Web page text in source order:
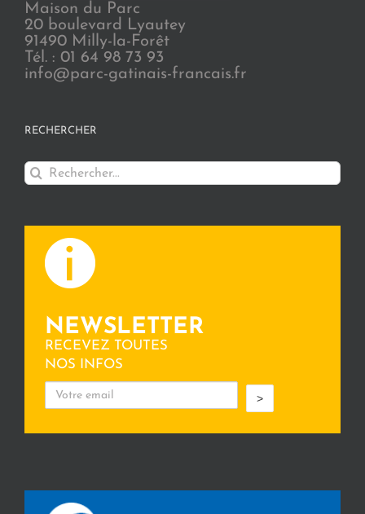
Maison du Parc
20 boulevard Lyautey
91490 Milly-la-Forêt
Tél. : 01 64 98 73 93
info@parc-gatinais-francais.fr
RECHERCHER
Rechercher:
NEWSLETTER
RECEVEZ TOUTES
NOS INFOS
>